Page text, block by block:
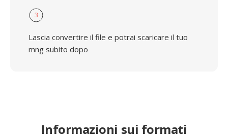
3
Lascia convertire il file e potrai scaricare il tuo
mng subito dopo
Informazioni sui formati